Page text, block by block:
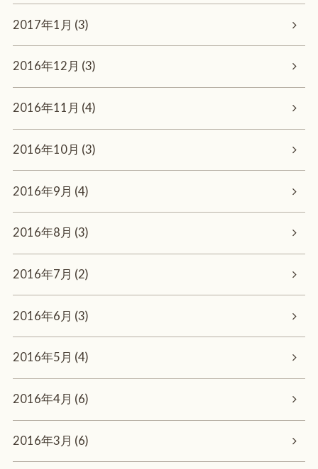
2017年1月 (3)
2016年12月 (3)
2016年11月 (4)
2016年10月 (3)
2016年9月 (4)
2016年8月 (3)
2016年7月 (2)
2016年6月 (3)
2016年5月 (4)
2016年4月 (6)
2016年3月 (6)